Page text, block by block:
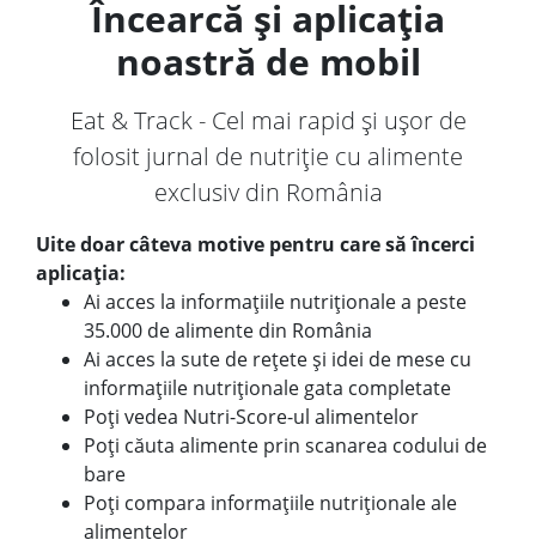
Încearcă și aplicația
noastră de mobil
Eat & Track - Cel mai rapid și ușor de
folosit jurnal de nutriție cu alimente
exclusiv din România
Uite doar câteva motive pentru care să încerci
aplicația:
Ai acces la informațiile nutriționale a peste
35.000 de alimente din România
Ai acces la sute de rețete și idei de mese cu
informațiile nutriționale gata completate
Poți vedea Nutri-Score-ul alimentelor
Poți căuta alimente prin scanarea codului de
bare
Poți compara informațiile nutriționale ale
alimentelor